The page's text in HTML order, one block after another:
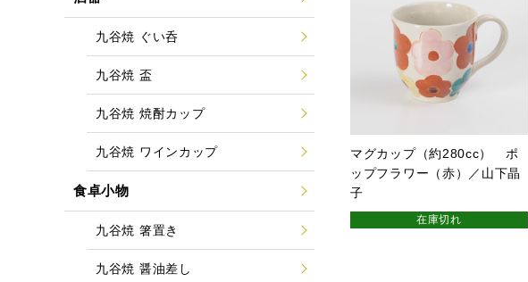
マグカップ（約280cc） ポ
ップフラワー（赤）／山下晶
子
在庫切れ
九谷焼 ぐい呑
九谷焼 盃
九谷焼 焼酎カップ
九谷焼 ワインカップ
食卓小物
九谷焼 箸置き
九谷焼 醤油差し